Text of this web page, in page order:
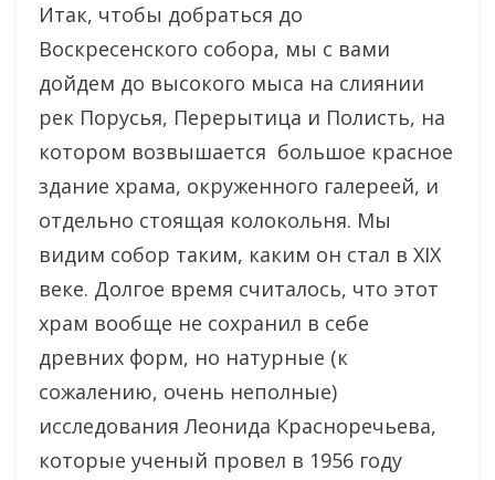
Итак, чтобы добраться до
Воскресенского собора, мы с вами
дойдем до высокого мыса на слиянии
рек Порусья, Перерытица и Полисть, на
котором возвышается большое красное
здание храма, окруженного галереей, и
отдельно стоящая колокольня. Мы
видим собор таким, каким он стал в XIX
веке. Долгое время считалось, что этот
храм вообще не сохранил в себе
древних форм, но натурные (к
сожалению, очень неполные)
исследования Леонида Красноречьева,
которые ученый провел в 1956 году